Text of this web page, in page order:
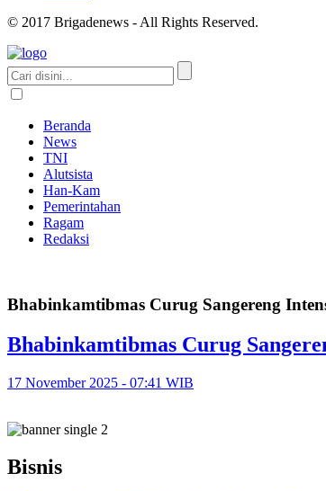
© 2017 Brigadenews - All Rights Reserved.
Beranda
News
TNI
Alutsista
Han-Kam
Pemerintahan
Ragam
Redaksi
Bhabinkamtibmas Curug Sangereng
Bhabinkamtibmas Curug
17 November 2025 - 07:41 WIB
Bisnis